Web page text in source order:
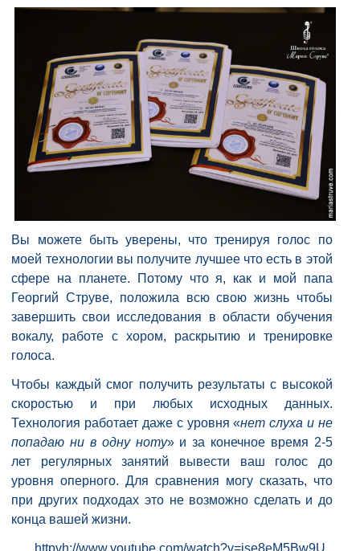
Вы можете быть уверены, что тренируя голос по
моей технологии вы получите лучшее что есть в этой
сфере на планете. Потому что я, как и мой папа
Георгий Струве, положила всю свою жизнь чтобы
завершить свои исследования в области обучения
вокалу, работе с хором, раскрытию и тренировке
голоса.
Чтобы каждый смог получить результаты с высокой
скоростью и при любых исходных данных.
Технология работает даже с уровня «нет слуха и не
попадаю ни в одну ноту» и за конечное время 2-5
лет регулярных занятий вывести ваш голос до
уровня оперного. Для сравнения могу сказать, что
при других подходах это не возможно сделать и до
конца вашей жизни.
httpvh://www.youtube.com/watch?v=jse8eM5Bw9U